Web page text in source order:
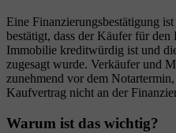
Eine Finanzierungsbestätigung
bestätigt, dass der Käufer für den
Immobilie kreditwürdig ist und
zugesagt wurde. Verkäufer und
zunehmend vor dem
Kaufvertrag nicht an der
Warum ist das wichtig?